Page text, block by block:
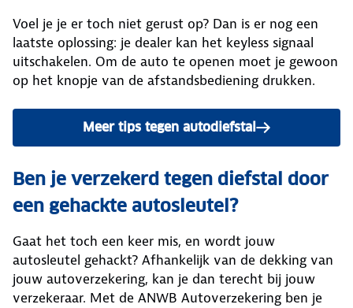
Voel je je er toch niet gerust op? Dan is er nog een
laatste oplossing: je dealer kan het keyless signaal
uitschakelen. Om de auto te openen moet je gewoon
op het knopje van de afstandsbediening drukken.
Meer tips tegen autodiefstalen wat je ertegen kunt doen.
Ben je verzekerd tegen diefstal door
een gehackte autosleutel?
Gaat het toch een keer mis, en wordt jouw
autosleutel gehackt? Afhankelijk van de dekking van
jouw autoverzekering, kan je dan terecht bij jouw
verzekeraar. Met de ANWB Autoverzekering ben je